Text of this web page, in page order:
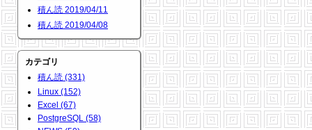
積ん読 2019/04/11
積ん読 2019/04/08
カテゴリ
積ん読 (331)
Linux (152)
Excel (67)
PostgreSQL (58)